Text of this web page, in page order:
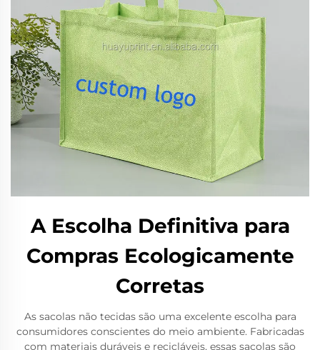
A Escolha Definitiva para
Compras Ecologicamente
Corretas
As sacolas não tecidas são uma excelente escolha para
consumidores conscientes do meio ambiente. Fabricadas
com materiais duráveis e recicláveis, essas sacolas são